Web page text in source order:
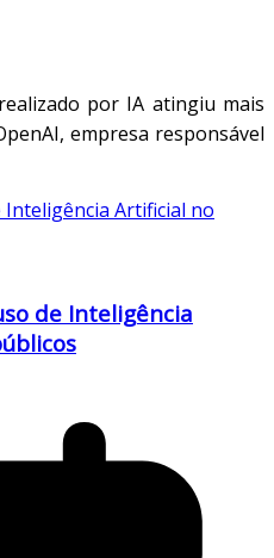
por IA atingiu mais
empresa responsável
de Inteligência